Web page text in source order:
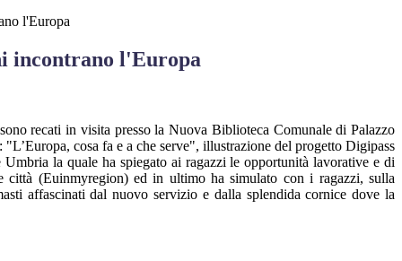
l'Europa
incontrano l'Europa
recati in visita presso la Nuova Biblioteca Comunale di Palazzo
cosa fa e a che serve", illustrazione del progetto Digipass
la quale ha spiegato ai ragazzi le opportunità lavorative e di
(Euinmyregion) ed in ultimo ha simulato con i ragazzi, sulla
affascinati dal nuovo servizio e dalla splendida cornice dove la